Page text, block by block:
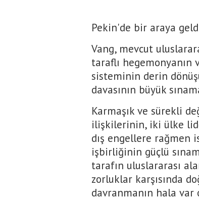
Pekin'de bir araya
Vang, mevcut
taraflı hegemonyanın
sisteminin derin
davasının büyük
Karmaşık ve sürekli
ilişkilerinin, iki ülke
dış engellere rağmen
işbirliğinin güçlü
tarafın uluslararası
zorluklar karşısında
davranmanın hala